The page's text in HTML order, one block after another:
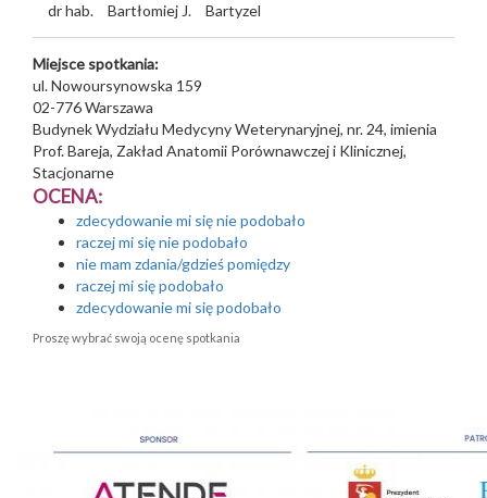
dr hab. Bartłomiej J. Bartyzel
Miejsce spotkania:
ul. Nowoursynowska 159
02-776Warszawa
Budynek Wydziału Medycyny Weterynaryjnej, nr. 24, imienia
Prof. Bareja, Zakład Anatomii Porównawczej i Klinicznej,
Stacjonarne
OCENA:
zdecydowanie mi się nie podobało
raczej mi się nie podobało
nie mam zdania/gdzieś pomiędzy
raczej mi się podobało
zdecydowanie mi się podobało
Proszę wybrać swoją ocenę spotkania